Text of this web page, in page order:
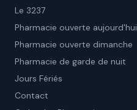
Le 3237
Pharmacie ouverte aujourd'hui
Pharmacie ouverte dimanche
Pharmacie de garde de nuit
Jours Fériés
Contact